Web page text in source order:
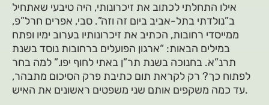
אילו התחלתי לכתוב את זיכרונותי, היה טיבעי שאתחיל
ב”נולדתי בתל-אביב ביום זה וזה”. סבי, אפרים חרל”פ,
ממייסדי רחובות, הכתיב את זיכרונותיו בערוב ימיו ופתח
במילים הבאות: “ארגון הפועלים ברחובות נוסד בשנת
תרנ”א. בחנוכה בשנת תר”ן באתי לחוף יפו.” למה בחר
לפתוח כך? רק לקראת תום כתיבת פרק הסיכום מתבהר,
עד כמה משקפים אותם שני משפטים ראשונים את האיש.